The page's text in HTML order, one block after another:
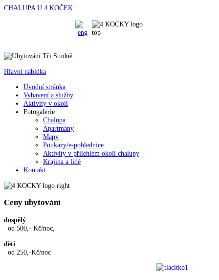
CHALUPA U 4 KOČEK
Hlavní nabídka
Úvodní stránka
Vybavení a služby
Aktivity v okolí
Fotogalerie
Chalupa
Apartmány
Mapy
Poukazy/e-pohlednice
Aktivity v přilehlém okolí chalupy
Krajina a lidé
Kontakt
Ceny ubytování
dospělý
od 500,- Kč/noc,
děti
od 250,-Kč/noc